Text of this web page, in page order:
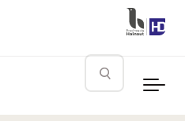
Rechercher